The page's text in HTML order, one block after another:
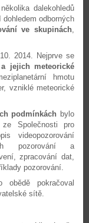
dalekohledů
odborných
ve skupinách,
2014. Nejprve se
a jejich meteorické
hmotu
vzniklé meteorické
podmínkách bylo
Společnosti pro
videopozorování
pozorování a
zpracování dat,
pozorování.
pokračoval
sítě.